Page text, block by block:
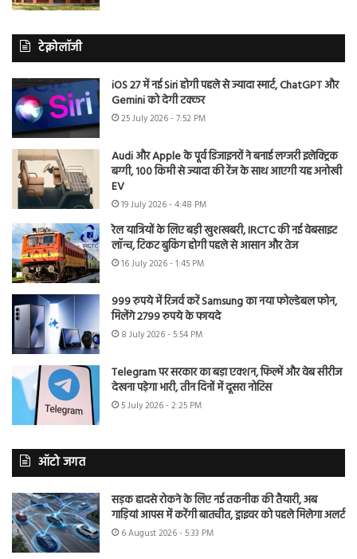
टेक्नोलॉजी
iOS 27 में नई Siri होगी पहले से ज्यादा स्मार्ट, ChatGPT और
Gemini को देगी टक्कर
25 July 2026 - 7:52 PM
Audi और Apple के पूर्व डिजाइनरों ने बनाई लग्जरी इलेक्ट्रिक
बग्गी, 100 किमी से ज्यादा की रेंज के साथ आएगी यह अनोखी
EV
19 July 2026 - 4:48 PM
रेल यात्रियों के लिए बड़ी खुशखबरी, IRCTC की नई वेबसाइट
लॉन्च, टिकट बुकिंग होगी पहले से आसान और तेज
16 July 2026 - 1:45 PM
999 रुपये में रिजर्व करें Samsung का नया फोल्डेबल फोन,
मिलेंगे 2799 रुपये के फायदे
8 July 2026 - 5:54 PM
Telegram पर सरकार का बड़ा एक्शन, फिल्में और वेब सीरीज
देखना पड़ेगा भारी, तीन दिनों में दूसरा नोटिस
5 July 2026 - 2:25 PM
ऑटो जगत
सड़क हादसे रोकने के लिए नई तकनीक की तैयारी, अब
गाड़ियां आपस में करेंगी बातचीत, ड्राइवर को पहले मिलेगा अलर्ट
6 August 2026 - 5:33 PM